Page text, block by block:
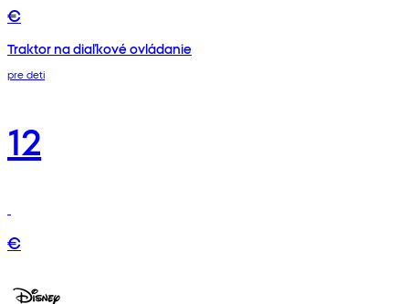
€
Traktor na diaľkové ovládanie
pre deti
12
€